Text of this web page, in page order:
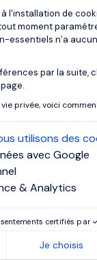
l'installation de
moment
essentiels n’a
par la suite,
privée, voici
utilisons des
avec Google
& Analytics
certifiés par
Je choisis
Axeptio
de esta solución
las
asociados a
datos
con el
mayor eficiencia
característica
y utilizar